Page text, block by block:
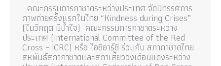
คณะกรรมการกาชาดระหว่างประเทศ จัดนิทรรศการ
ภาพถ่ายครั้งแรกในไทย “Kindness during Crises”
(ในวิกฤต มีน้ำใจ) คณะกรรมการกาชาดระหว่าง
ประเทศ (International Committee of the Red
Cross – ICRC) หรือ ไอซีอาร์ซี ร่วมกับ สภากาชาดไทย
สหพันธ์สภากาชาดและสภาเสี้ยววงเดือนแดงระหว่าง